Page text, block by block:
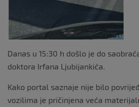
Danas u 15:30 h došlo je do
doktora Irfana Ljubijankića.
Kako portal saznaje nije bilo
vozilima je pričinjena veća